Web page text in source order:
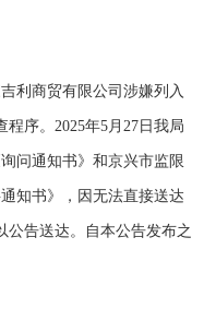
利商贸有限公司涉嫌列入
序。2025年5月27日我局
问通知书》和京兴市监限
知书》，因无法直接送达
公告送达。自本公告发布之